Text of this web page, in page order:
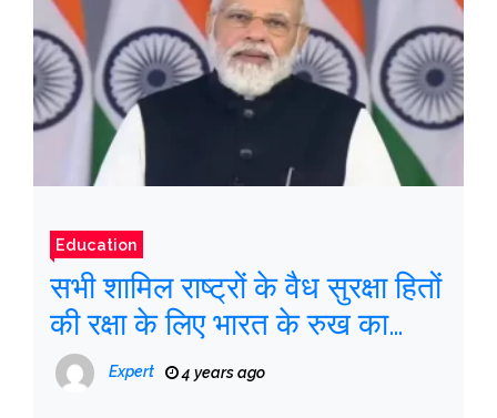
Education
सभी शामिल राष्ट्रों के वैध सुरक्षा हितों
की रक्षा के लिए भारत के रुख का
उद्देश्य कैसे है-विश्व समाचार ,
फ़र्स्टपोस्ट
Expert 4 years ago